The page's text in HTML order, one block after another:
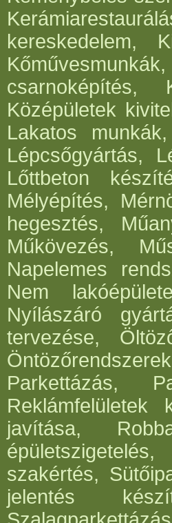
kereskedelem,
csarnoképítés,
Középületek
Lakatos
Lépcsőgyártás,
Lőttbeton
Mélyépítés,
hegesztés,
Műkövezés,
Napelemes
Nem
Nyílászáró
tervezése,
Parkettázás,
Reklámfelületek
javítása,
szakértés,
jelentés